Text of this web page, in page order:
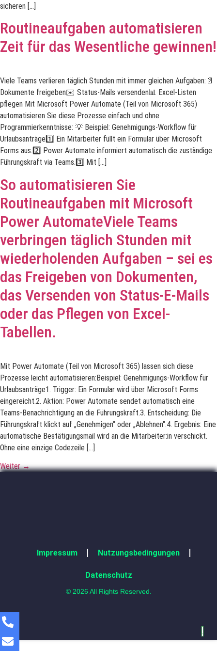
sicheren […]
Routineaufgaben automatisieren
Zeit für das Wesentliche gewinnen!
Viele Teams verlieren täglich Stunden mit immer gleichen Aufgaben:📄
Dokumente freigeben✉️ Status-Mails versenden📊 Excel-Listen
pflegen Mit Microsoft Power Automate (Teil von Microsoft 365)
automatisieren Sie diese Prozesse einfach und ohne
Programmierkenntnisse: 💡 Beispiel: Genehmigungs-Workflow für
Urlaubsanträge1️⃣ Ein Mitarbeiter füllt ein Formular über Microsoft
Forms aus.2️⃣ Power Automate informiert automatisch die zuständige
Führungskraft via Teams.3️⃣ Mit […]
So automatisieren Sie
Routineaufgaben mit Microsoft
Power AutomateViele Teams
verbringen täglich Stunden mit
wiederholenden Aufgaben – sei es
das Freigeben von Dokumenten,
das Versenden von Status-E-Mails
oder das Pflegen von Excel-
Tabellen.
Mit Power Automate (Teil von Microsoft 365) lassen sich diese
Prozesse leicht automatisieren:Beispiel: Genehmigungs-Workflow für
Urlaubsanträge1. Trigger: Ein Formular wird über Microsoft Forms
eingereicht.2. Aktion: Power Automate sendet automatisch eine
Teams-Benachrichtigung an die Führungskraft.3. Entscheidung: Die
Führungskraft klickt auf „Genehmigen“ oder „Ablehnen“.4. Ergebnis: Eine
automatische Bestätigungsmail wird an die Mitarbeiter:in verschickt.
Ohne eine einzige Codezeile […]
Weiter→
Impressum Nutzungsbedingungen
Datenschutz
© 2026 All Rights Reserved.